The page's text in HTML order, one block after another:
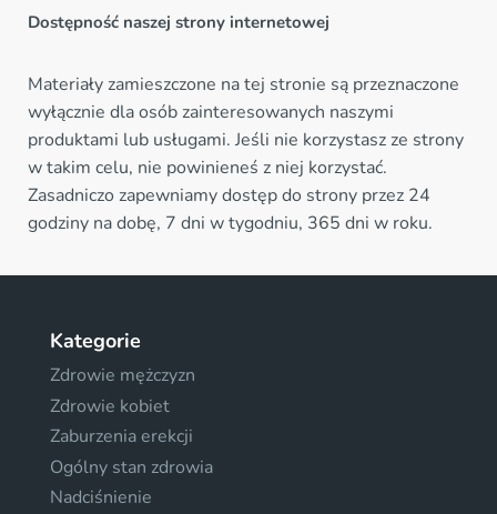
Dostępność naszej strony internetowej
Materiały zamieszczone na tej stronie są przeznaczone
wyłącznie dla osób zainteresowanych naszymi
produktami lub usługami. Jeśli nie korzystasz ze strony
w takim celu, nie powinieneś z niej korzystać.
Zasadniczo zapewniamy dostęp do strony przez 24
godziny na dobę, 7 dni w tygodniu, 365 dni w roku.
Kategorie
Zdrowie mężczyzn
Zdrowie kobiet
Zaburzenia erekcji
Ogólny stan zdrowia
Nadciśnienie